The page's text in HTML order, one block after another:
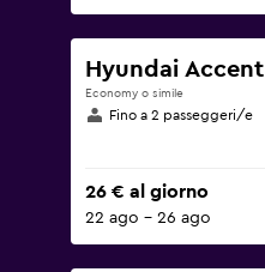
Hyundai Accent
Economy o simile
Fino a 2 passeggeri/e
26 € al giorno
22 ago - 26 ago